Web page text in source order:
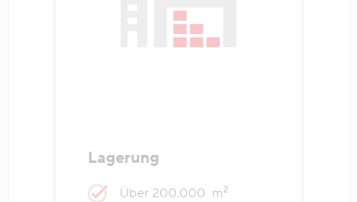
Lagerung
Über 200.000 m2